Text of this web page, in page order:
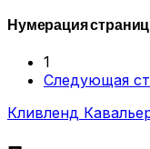
Нумерация страниц
1
Следующая
Кливленд